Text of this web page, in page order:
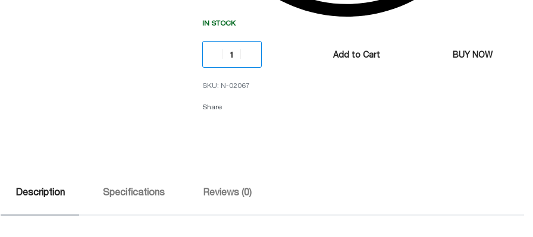
IN STOCK
Add to Cart BUY NOW
N-02067
Share
Description Specifications Reviews (0)